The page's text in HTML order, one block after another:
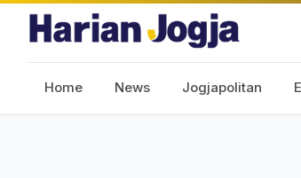
Home News Jogjapolitan